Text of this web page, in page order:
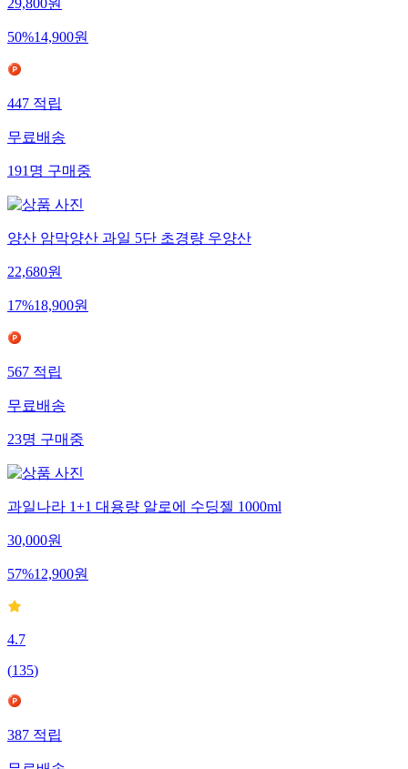
29,800원
50%14,900원
447적립
무료배송
191명구매중
양산 암막양산 과일 5단 초경량 우양산
22,680원
17%18,900원
567적립
무료배송
23명구매중
과일나라 1+1 대용량 알로에 수딩젤 1000ml
30,000원
57%12,900원
4.7
(135)
387적립